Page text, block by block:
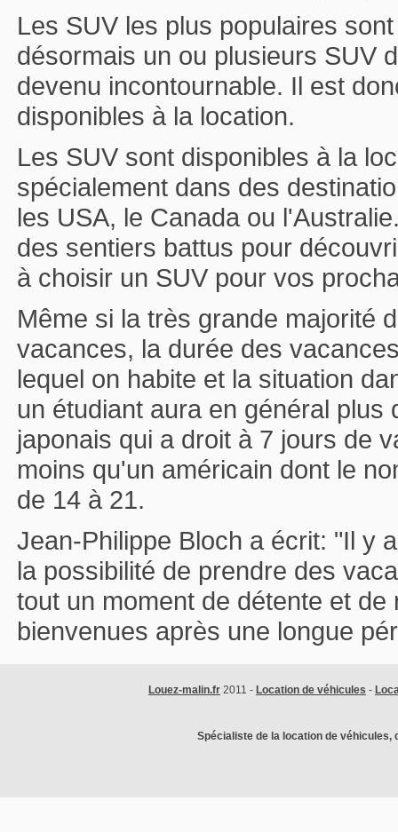
Les SUV les plus populaires
désormais un ou plusieurs SUV
devenu incontournable. Il est
disponibles à la location.
Les SUV sont disponibles à la
spécialement dans des
les USA, le Canada ou
des sentiers battus pour
à choisir un SUV pour vos
Même si la très grande majorité
vacances, la durée des
lequel on habite et la situation
un étudiant aura en général
japonais qui a droit à 7 jours de
moins qu'un américain dont le
de 14 à 21.
Jean-Philippe Bloch a écrit: "Il y
la possibilité de prendre des
tout un moment de détente et
bienvenues après une longue
Louez-malin.fr 2011 - Location de véhicules -
Spécialiste de la location de véhicules,